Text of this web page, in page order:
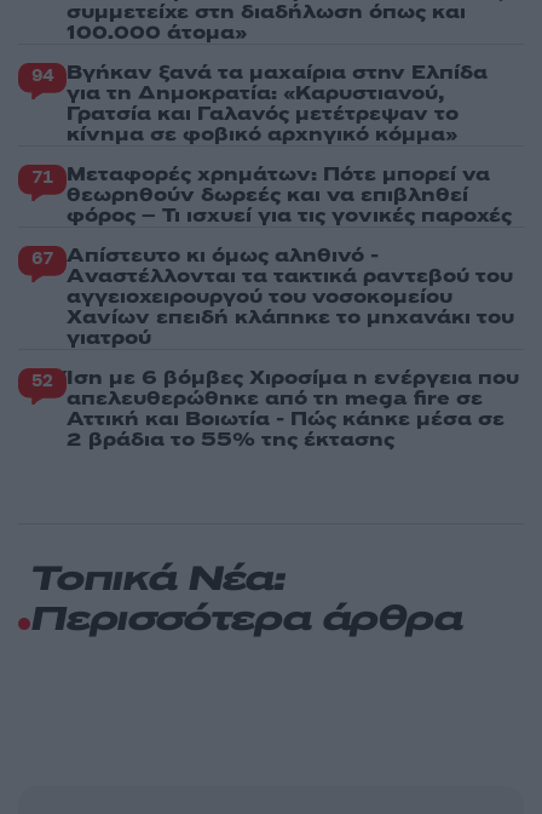
συμμετείχε στη διαδήλωση όπως και
100.000 άτομα»
94 Βγήκαν ξανά τα μαχαίρια στην Ελπίδα
για τη Δημοκρατία: «Καρυστιανού,
Γρατσία και Γαλανός μετέτρεψαν το
κίνημα σε φοβικό αρχηγικό κόμμα»
71 Μεταφορές χρημάτων: Πότε μπορεί να
θεωρηθούν δωρεές και να επιβληθεί
φόρος – Τι ισχυεί για τις γονικές παροχές
67 Απίστευτο κι όμως αληθινό -
Aναστέλλονται τα τακτικά ραντεβού του
αγγειοχειρουργού του νοσοκομείου
Χανίων επειδή κλάπηκε το μηχανάκι του
γιατρού
52 Ίση με 6 βόμβες Χιροσίμα η ενέργεια που
απελευθερώθηκε από τη mega fire σε
Αττική και Βοιωτία - Πώς κάηκε μέσα σε
2 βράδια το 55% της έκτασης
Τοπικά Νέα:
Περισσότερα άρθρα